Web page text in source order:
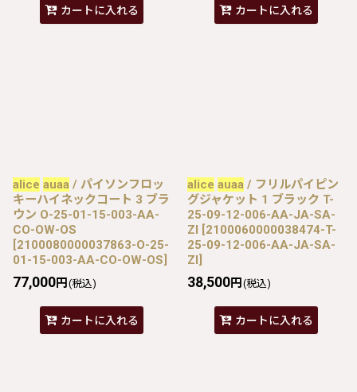
カートに入れる カートに入れる
alice auaa / パイソンフロッ
キーハイネックコート 3 ブラ
ウン O-25-01-15-003-AA-
CO-OW-OS
[2100080000037863-O-25-
01-15-003-AA-CO-OW-OS]
77,000円 (税込)
カートに入れる
alice auaa / フリルパイピン
グジャケット 1 ブラック T-
25-09-12-006-AA-JA-SA-
ZI [2100060000038474-T-
25-09-12-006-AA-JA-SA-
ZI]
38,500円 (税込)
カートに入れる